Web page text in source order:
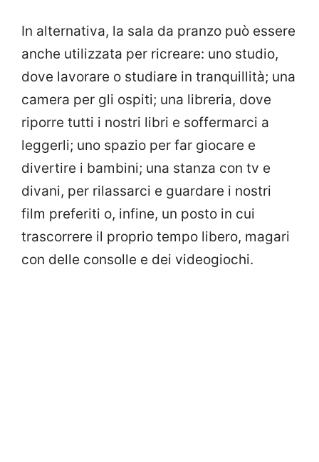
In alternativa, la sala da pranzo può essere
anche utilizzata per ricreare: uno studio,
dove lavorare o studiare in tranquillità; una
camera per gli ospiti; una libreria, dove
riporre tutti i nostri libri e soffermarci a
leggerli; uno spazio per far giocare e
divertire i bambini; una stanza con tv e
divani, per rilassarci e guardare i nostri
film preferiti o, infine, un posto in cui
trascorrere il proprio tempo libero, magari
con delle consolle e dei videogiochi.